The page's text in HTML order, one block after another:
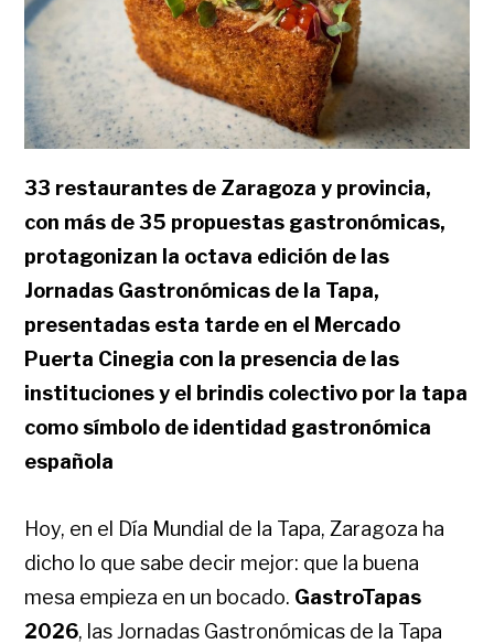
33 restaurantes de Zaragoza y provincia,
con más de 35 propuestas gastronómicas,
protagonizan la octava edición de las
Jornadas Gastronómicas de la Tapa,
presentadas esta tarde en el Mercado
Puerta Cinegia con la presencia de las
instituciones y el brindis colectivo por la tapa
como símbolo de identidad gastronómica
española
Hoy, en el Día Mundial de la Tapa, Zaragoza ha
dicho lo que sabe decir mejor: que la buena
mesa empieza en un bocado. GastroTapas
2026, las Jornadas Gastronómicas de la Tapa